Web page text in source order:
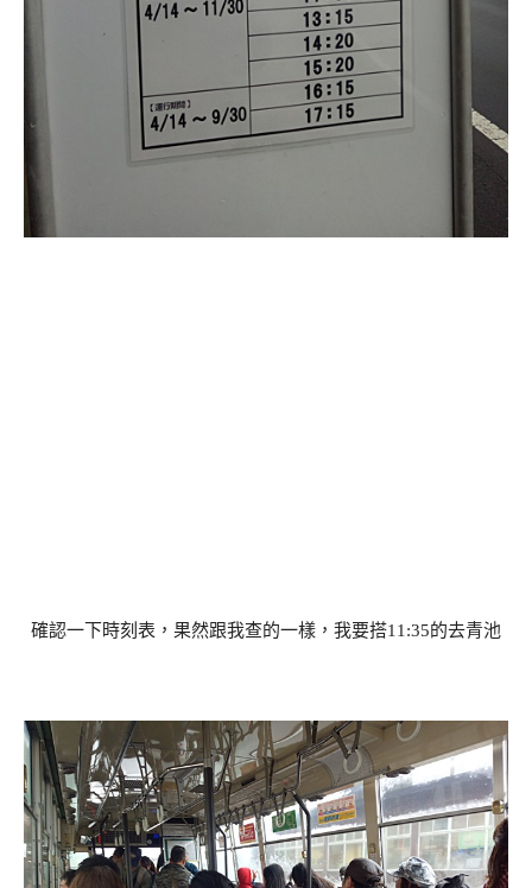
確認一下時刻表，果然跟我查的一樣，我要搭11:35的去青池